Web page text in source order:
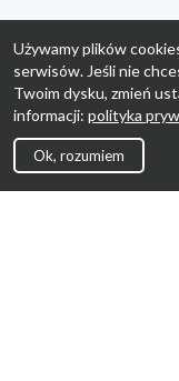
Używamy plików
serwisów. Jeśli nie
Twoim dysku, zmień
informacji: polityka
Ok, rozumiem